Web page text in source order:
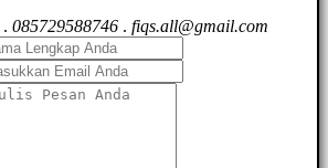
. 085729588746 . fiqs.all@gmail.com